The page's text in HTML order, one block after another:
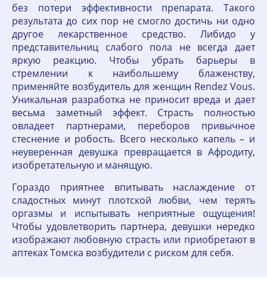
без потери эффективности препарата. Такого
результата до сих пор не смогло достичь ни одно
другое лекарственное средство. Либидо у
представительниц слабого пола не всегда дает
яркую реакцию. Чтобы убрать барьеры в
стремлении к наибольшему блаженству,
применяйте возбудитель для женщин Rendez Vous.
Уникальная разработка не приносит вреда и дает
весьма заметный эффект. Страсть полностью
овладеет партнерами, переборов привычное
стеснение и робость. Всего несколько капель – и
неуверенная девушка превращается в Афродиту,
изобретательную и манящую.
Гораздо приятнее впитывать наслаждение от
сладостных минут плотской любви, чем терять
оргазмы и испытывать неприятные ощущения!
Чтобы удовлетворить партнера, девушки нередко
изображают любовную страсть или приобретают в
аптеках Томска возбудители с риском для себя.